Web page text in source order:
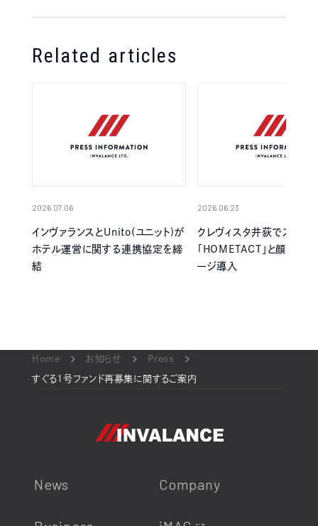
Related articles
2026.07.06
インヴァランスとUnito(ユニット)が
ホテル運営に関する連携協定を締
結
2026.06.23
クレヴィスタ井荻でスマー
「HOMETACT」と顔認証
ージ導入
Home お知らせ Press
すぐる1号ファンド再募集に関するご案内
News Company